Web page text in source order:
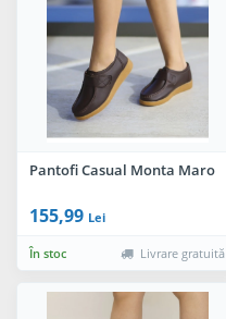
Pantofi Casual Monta Maro
155,99 Lei
În stoc Livrare gratuită